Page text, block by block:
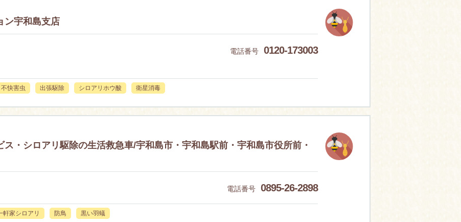
ン宇和島支店
電話番号 0120-173003
不快害虫 出張駆除 シロアリホウ酸 衛星消毒
・シロアリ駆除の生活救急車/宇和島市・宇和島駅前・宇和島市役所前・
電話番号 0895-26-2898
軒家シロアリ 防鳥 黒い羽蟻